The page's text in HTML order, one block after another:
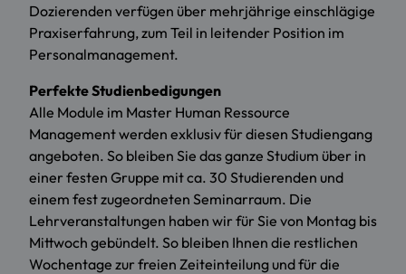
Dozierenden verfügen über mehrjährige einschlägige
Praxiserfahrung, zum Teil in leitender Position im
Personalmanagement.
Perfekte Studienbedigungen
Alle Module im Master Human Ressource
Management werden exklusiv für diesen Studiengang
angeboten. So bleiben Sie das ganze Studium über in
einer festen Gruppe mit ca. 30 Studierenden und
einem fest zugeordneten Seminarraum. Die
Lehrveranstaltungen haben wir für Sie von Montag bis
Mittwoch gebündelt. So bleiben Ihnen die restlichen
Wochentage zur freien Zeiteinteilung und für die